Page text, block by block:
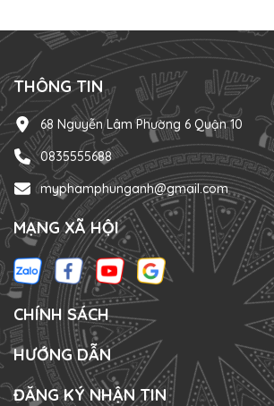
THÔNG TIN
68 Nguyễn Lâm Phường 6 Quận 10
0835555688
myphamphunganh@gmail.com
MẠNG XÃ HỘI
CHÍNH SÁCH
HƯỚNG DẪN
ĐĂNG KÝ NHẬN TIN